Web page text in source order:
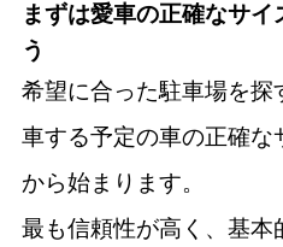
まずは愛車の正確なサイ
う
希望に合った駐車場を探
車する予定の車の正確な
から始まります。
最も信頼性が高く、基本